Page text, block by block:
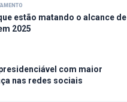
estão matando o alcance de
2025
com maior
nas redes sociais